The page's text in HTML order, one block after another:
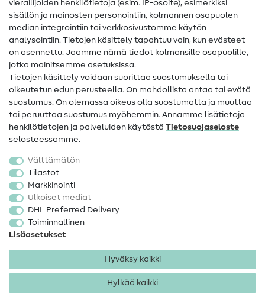
Ompeluohjeet
Apua ja yhteystiedot
Yhteystiedot
Tietoa omistajanvaihdoksesta
Peruutusoikeus
Suosittu
Kankaat
Ompelutarvikkeet
Ale
vierailijoiden henkilötietoja (esim. IP-osoite), esimerkiksi
sisällön ja mainosten personointiin, kolmannen osapuolen
median integrointiin tai verkkosivustomme käytön
analysointiin. Tietojen käsittely tapahtuu vain, kun evästeet
on asennettu. Jaamme nämä tiedot kolmansille osapuolille,
jotka mainitsemme asetuksissa.
Tietojen käsittely voidaan suorittaa suostumuksella tai
oikeutetun edun perusteella. On mahdollista antaa tai evätä
suostumus. On olemassa oikeus olla suostumatta ja muuttaa
tai peruuttaa suostumus myöhemmin. Annamme lisätietoja
henkilötietojen ja palveluiden käytöstä Tietosuojaseloste-
selosteessamme.
Välttämätön
Tilastot
Markkinointi
Ulkoiset mediat
DHL Preferred Delivery
Toiminnallinen
Lisäasetukset
Hyväksy kaikki
Hylkää kaikki
Tietosuoja
Käyttöehdot